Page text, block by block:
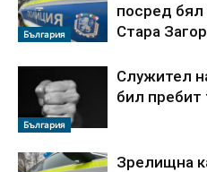
България
посред бял
Стара
България
Служител
бил пребит
Зрелищна